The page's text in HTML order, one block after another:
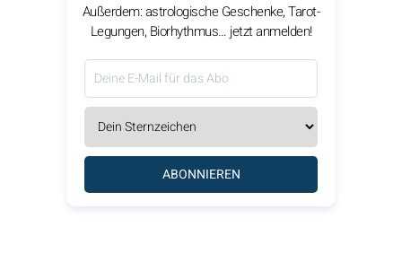
Außerdem: astrologische Geschenke, Tarot-
Legungen, Biorhythmus… jetzt anmelden!
ABONNIEREN